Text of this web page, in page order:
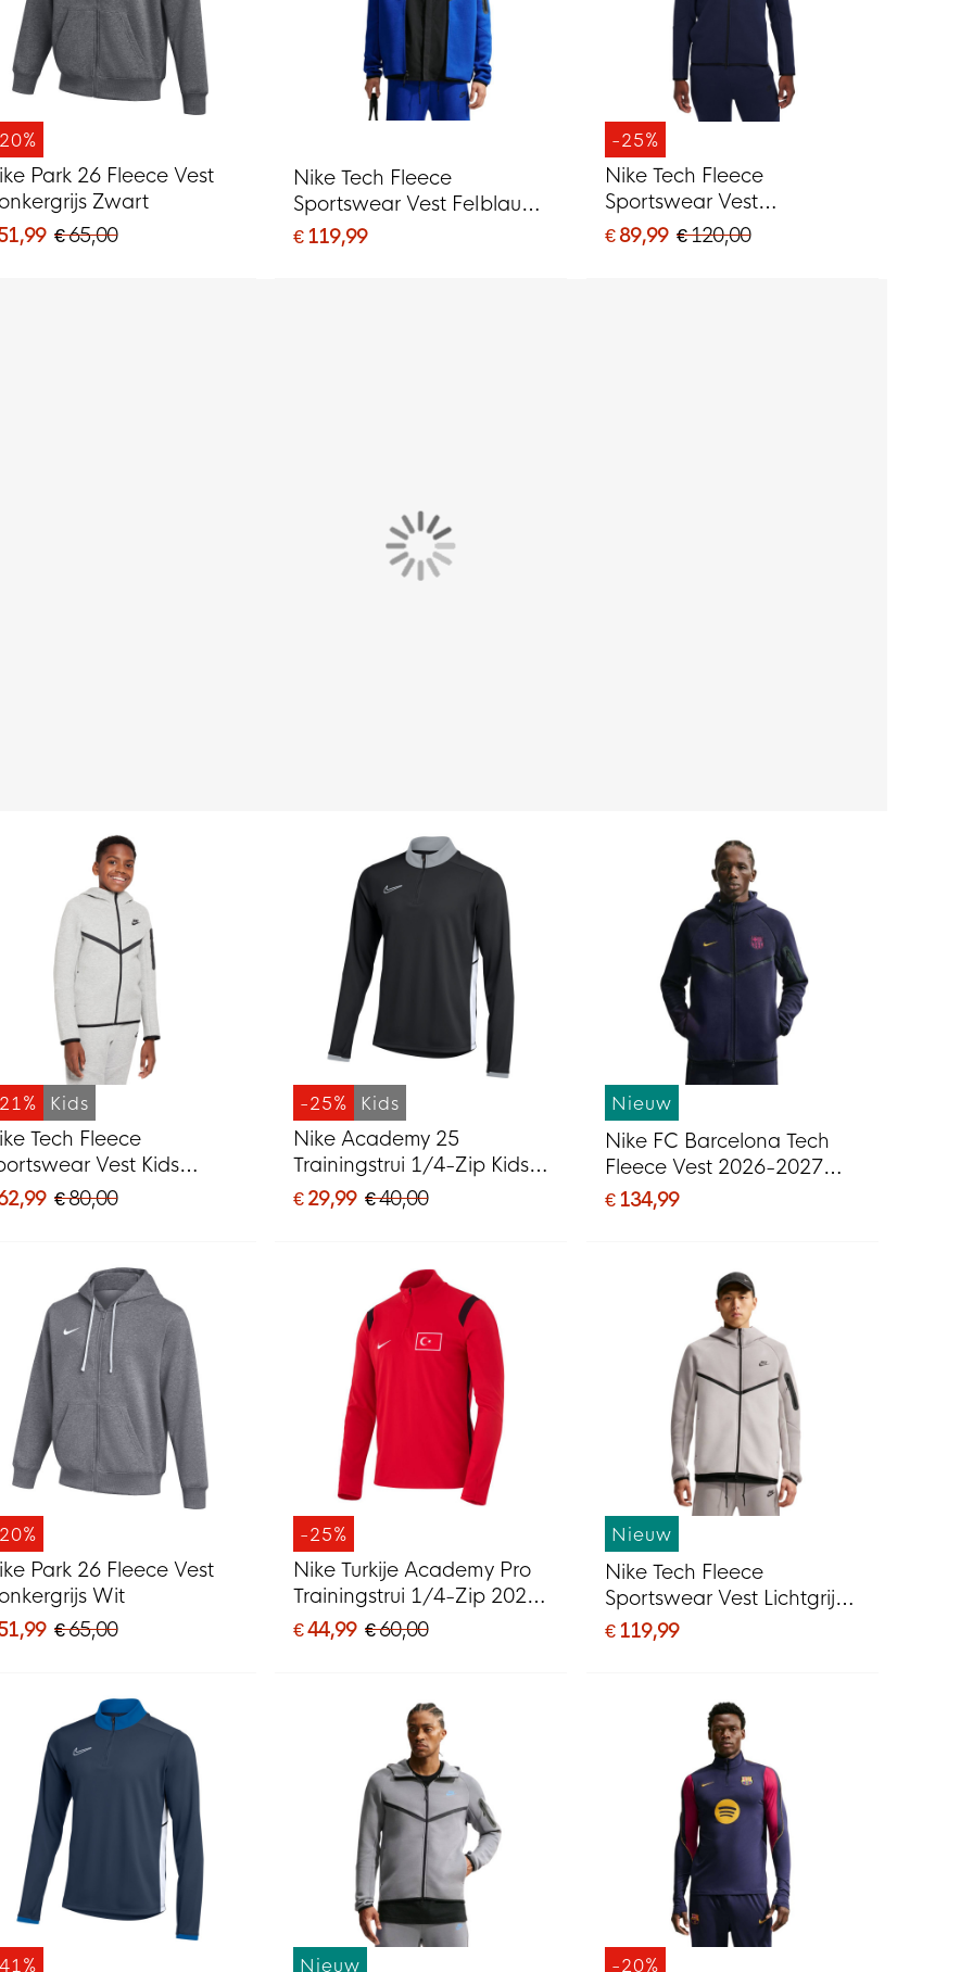
Park 26 Fleece Vest
Zwart
€ 65,00
Nike Tech Fleece
Sportswear Vest Felblauw
Zwart
€ 119,99
-25%
Nike Tech Fleece
Sportswear Vest
Donkerblauw Zwart
€ 89,99 € 120,00
Kids
Tech Fleece
Vest Kids
Zwart
€ 80,00
-25% Kids
Nike Academy 25
Trainingstrui 1/4-Zip Kids
Zwart Grijs Wit
€ 29,99 € 40,00
Nieuw
Nike FC Barcelona Tech
Fleece Vest 2026-2027
Donkerblauw Zwart Geel
€ 134,99
Park 26 Fleece Vest
Wit
€ 65,00
-25%
Nike Turkije Academy Pro
Trainingstrui 1/4-Zip 2026-
2028 Rood Zwart
€ 44,99 € 60,00
Nieuw
Nike Tech Fleece
Sportswear Vest Lichtgrijs
Beige Zwart
€ 119,99
Nieuw -20%